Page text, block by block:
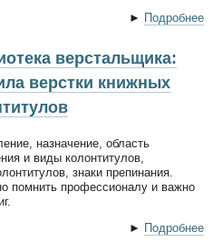
► Подробнее
верстальщика:
верстки книжных
назначение, область
и виды колонтитулов,
знаки препинания.
помнить профессионалу и важно
► Подробнее